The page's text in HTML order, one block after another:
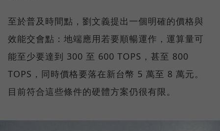
至於普及時間點，劉文義提出一個明確的價格與
效能交會點：地端應用若要順暢運作，運算量可
能至少要達到 300 至 600 TOPS，甚至 800
TOPS，同時價格要落在新台幣 5 萬至 8 萬元。
目前符合這些條件的硬體方案仍很有限。